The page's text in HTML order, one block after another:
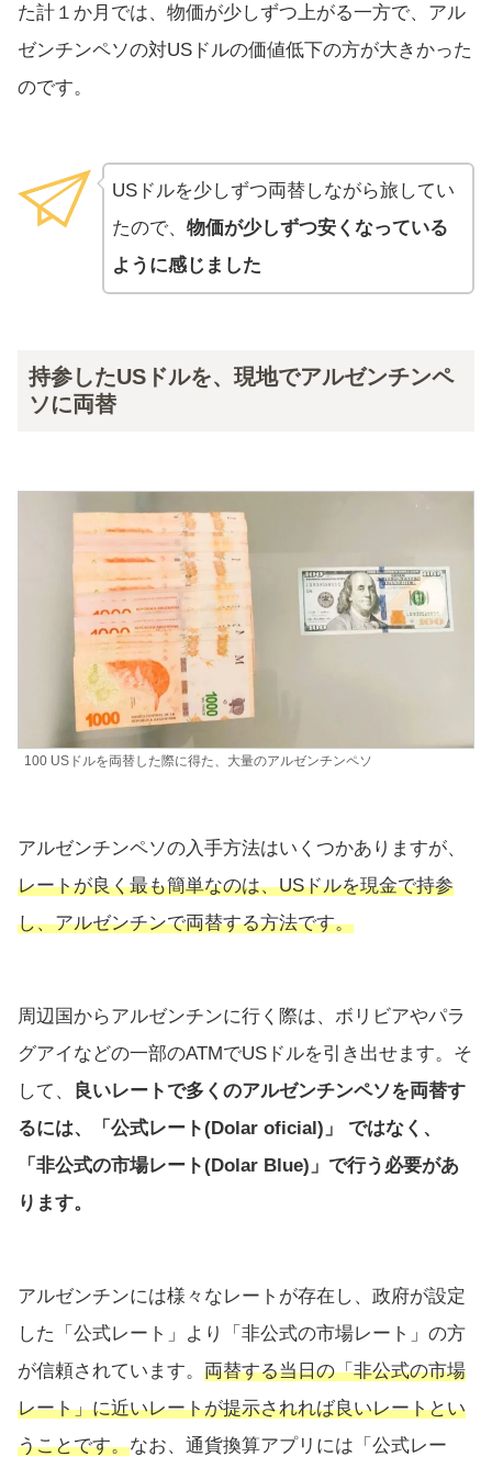
た計１か月では、物価が少しずつ上がる一方で、アル
ゼンチンペソの対USドルの価値低下の方が大きかった
のです。
USドルを少しずつ両替しながら旅してい
たので、 物価が少しずつ安くなっている
ように感じました
持参したUSドルを、現地でアルゼンチンペ
ソに両替
100 USドルを両替した際に得た、大量のアルゼンチンペソ
アルゼンチンペソの入手方法はいくつかありますが、
レートが良く最も簡単なのは、USドルを現金で持参
し、アルゼンチンで両替する方法です。
周辺国からアルゼンチンに行く際は、ボリビアやパラ
グアイなどの一部のATMでUSドルを引き出せます。そ
して、
良いレートで多くのアルゼンチンペソを両替す
るには、「公式レート(Dolar oficial)」 ではなく、
「非公式の市場レート(Dolar Blue)」で行う必要があ
ります。
アルゼンチンには様々なレートが存在し、政府が設定
した「公式レート」より「非公式の市場レート」の方
が信頼されています。 両替する当日の「非公式の市場
レート」に近いレートが提示されれば良いレートとい
うことです。なお、通貨換算アプリには「公式レー